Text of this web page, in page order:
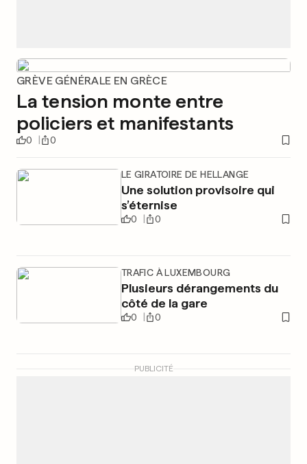
GRÈVE GÉNÉRALE EN GRÈCE
La tension monte entre
policiers et manifestants
0 0
LE GIRATOIRE DE HELLANGE
Une solution provisoire qui
s’éternise
0 0
TRAFIC À LUXEMBOURG
Plusieurs dérangements du
côté de la gare
0 0
PUBLICITÉ